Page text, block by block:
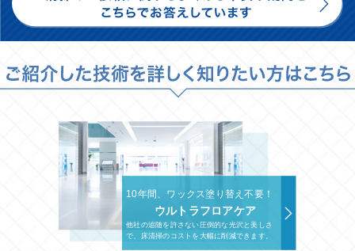
10年間、ワックス塗り替え不要！
ウルトラフロアケア
他社の追随を許さない圧倒的な光沢と美しさ
で、床清掃のコストを大幅に削減できます。